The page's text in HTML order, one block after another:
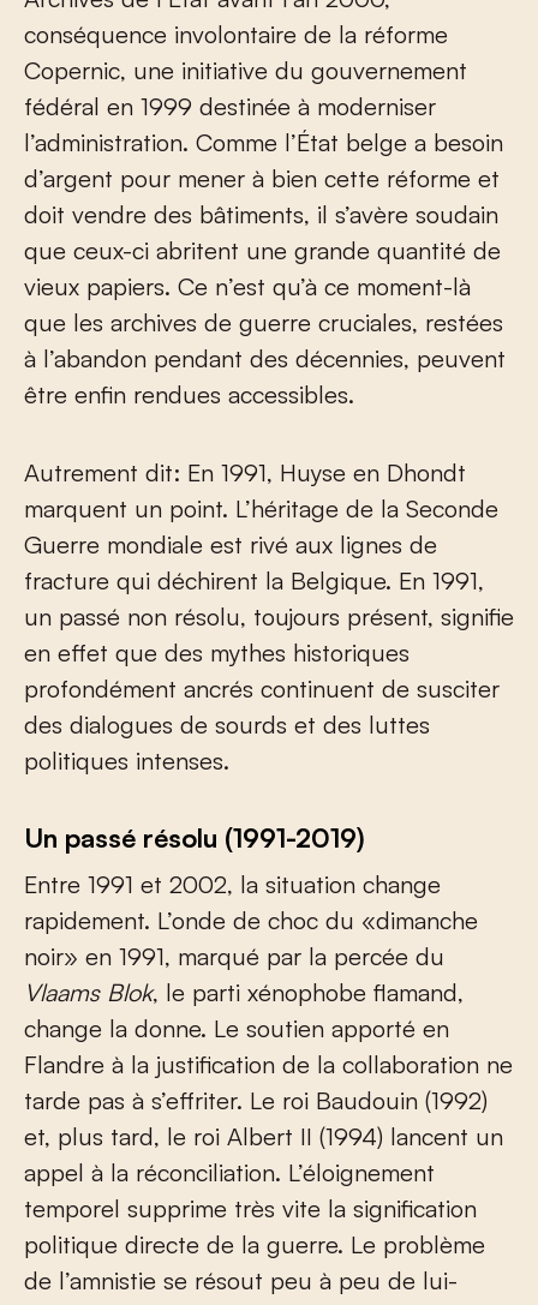
conséquence involontaire de la réforme
Copernic, une initiative du gouvernement
fédéral en 1999 destinée à moderniser
l’administration. Comme l’État belge a besoin
d’argent pour mener à bien cette réforme et
doit vendre des bâtiments, il s’avère soudain
que ceux-ci abritent une grande quantité de
vieux papiers. Ce n’est qu’à ce moment-là
que les archives de guerre cruciales, restées
à l’abandon pendant des décennies, peuvent
être enfin rendues accessibles.
Autrement dit: En 1991, Huyse en Dhondt
marquent un point. L’héritage de la Seconde
Guerre mondiale est rivé aux lignes de
fracture qui déchirent la Belgique. En 1991,
un passé non résolu, toujours présent, signifie
en effet que des mythes historiques
profondément ancrés continuent de susciter
des dialogues de sourds et des luttes
politiques intenses.
Un passé résolu (1991-2019)
Entre 1991 et 2002, la situation change
rapidement. L’onde de choc du «dimanche
noir» en 1991, marqué par la percée du
Vlaams Blok, le parti xénophobe flamand,
change la donne. Le soutien apporté en
Flandre à la justification de la collaboration ne
tarde pas à s’effriter. Le roi Baudouin (1992)
et, plus tard, le roi Albert II (1994) lancent un
appel à la réconciliation. L’éloignement
temporel supprime très vite la signification
politique directe de la guerre. Le problème
de l’amnistie se résout peu à peu de lui-